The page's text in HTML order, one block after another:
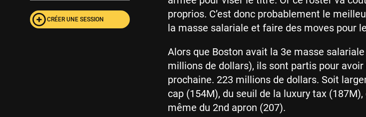
proprios. C’est donc probablement le
la masse salariale et faire des moves pour
Alors que Boston avait la 3e masse
millions de dollars), ils sont partis pour
prochaine. 223 millions de dollars. Soit
cap (154M), du seuil de la luxury tax
même du 2nd apron (207).
CRÉER UNE SESSION